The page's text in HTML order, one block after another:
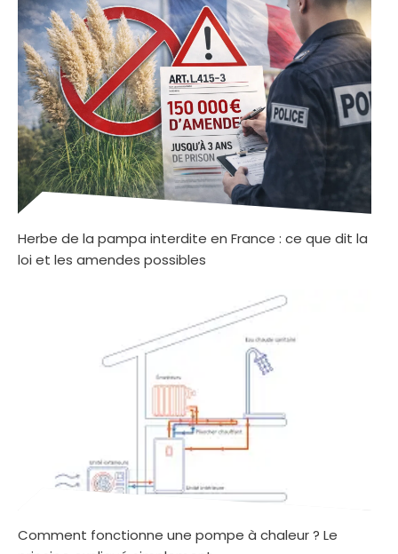
Herbe de la pampa interdite en France : ce que dit la
loi et les amendes possibles
Comment fonctionne une pompe à chaleur ? Le